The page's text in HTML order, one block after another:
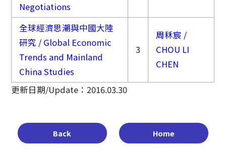
Negotiations
全球經濟思潮與中國大陸
研究 / Global Economic
Trends and Mainland
China Studies
3
周秝宸 /
CHOU LI
CHEN
更新日期/Update：2016.03.30
Back Home